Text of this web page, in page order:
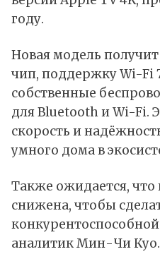
году.
Новая модель
чип, поддержку Wi-Fi
собственные
дляBluetoothиWi-Fi.
скорость и
умного дома в
Также ожидается, что
снижена, чтобы
аналитик Мин-Чи